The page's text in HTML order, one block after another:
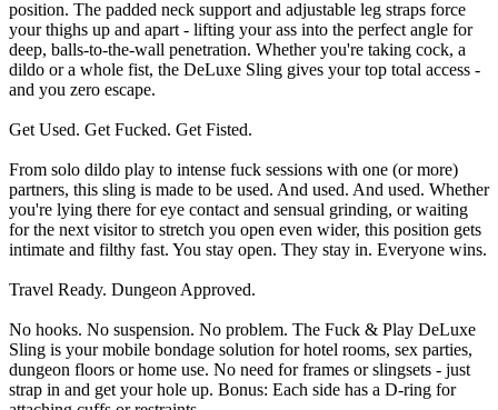
position. The padded neck support and adjustable leg straps force
your thighs up and apart - lifting your ass into the perfect angle for
deep, balls-to-the-wall penetration. Whether you're taking cock, a
dildo or a whole fist, the DeLuxe Sling gives your top total access -
and you zero escape.
Get Used. Get Fucked. Get Fisted.
From solo dildo play to intense fuck sessions with one (or more)
partners, this sling is made to be used. And used. And used. Whether
you're lying there for eye contact and sensual grinding, or waiting
for the next visitor to stretch you open even wider, this position gets
intimate and filthy fast. You stay open. They stay in. Everyone wins.
Travel Ready. Dungeon Approved.
No hooks. No suspension. No problem. The Fuck & Play DeLuxe
Sling is your mobile bondage solution for hotel rooms, sex parties,
dungeon floors or home use. No need for frames or slingsets - just
strap in and get your hole up. Bonus: Each side has a D-ring for